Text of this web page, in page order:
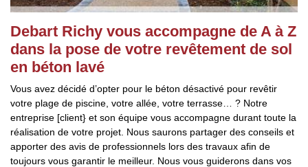
Debart Richy vous accompagne de A à Z
dans la pose de votre revêtement de sol
en béton lavé
Vous avez décidé d’opter pour le béton désactivé pour revêtir
votre plage de piscine, votre allée, votre terrasse… ? Notre
entreprise [client} et son équipe vous accompagne durant toute la
réalisation de votre projet. Nous saurons partager des conseils et
apporter des avis de professionnels lors des travaux afin de
toujours vous garantir le meilleur. Nous vous guiderons dans vos